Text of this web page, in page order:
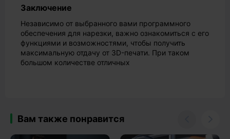
Заключение
Независимо от выбранного вами программного
обеспечения для нарезки, важно ознакомиться с его
функциями и возможностями, чтобы получить
максимальную отдачу от 3D-печати. При таком
большом количестве отличных
Вам также понравится